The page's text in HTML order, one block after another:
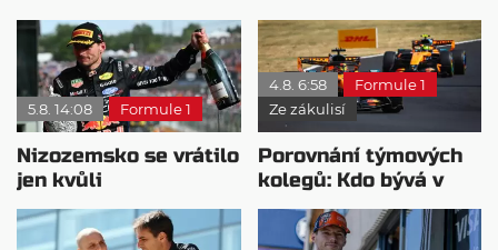
5.8. 14:08 Formule 1
Nizozemsko se vrátilo
jen kvůli
Verstappenovi, říká
Ecclestone
4.8. 6:58
Formule 1
Ze zákulisí
Porovnání týmových
kolegů: Kdo bývá v
sobotu nejrychlejší?